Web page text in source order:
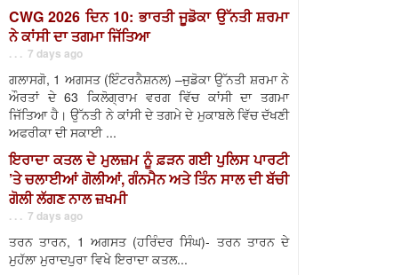
CWG 2026 ਦਿਨ 10: ਭਾਰਤੀ ਜੂਡੋਕਾ ਉੱਨਤੀ ਸ਼ਰਮਾ
ਨੇ ਕਾਂਸੀ ਦਾ ਤਗਮਾ ਜਿੱਤਿਆ
. . . 7 days ago
ਗਲਾਸਗੋ, 1 ਅਗਸਤ (ਇੰਟਰਨੈਸ਼ਨਲ) –ਜੁਡੋਕਾ ਉੱਨਤੀ ਸ਼ਰਮਾ ਨੇ
ਔਰਤਾਂ ਦੇ 63 ਕਿਲੋਗ੍ਰਾਮ ਵਰਗ ਵਿੱਚ ਕਾਂਸੀ ਦਾ ਤਗਮਾ
ਜਿੱਤਿਆ ਹੈ। ਉੱਨਤੀ ਨੇ ਕਾਂਸੀ ਦੇ ਤਗਮੇ ਦੇ ਮੁਕਾਬਲੇ ਵਿੱਚ ਦੱਖਣੀ
ਅਫਰੀਕਾ ਦੀ ਸਕਾਈ ...
ਇਰਾਦਾ ਕਤਲ ਦੇ ਮੁਲਜ਼ਮ ਨੂੰ ਫ਼ੜਨ ਗਈ ਪੁਲਿਸ ਪਾਰਟੀ
’ਤੇ ਚਲਾਈਆਂ ਗੋਲੀਆਂ, ਗੰਨਮੈਨ ਅਤੇ ਤਿੰਨ ਸਾਲ ਦੀ ਬੱਚੀ
ਗੋਲੀ ਲੱਗਣ ਨਾਲ ਜ਼ਖਮੀ
. . . 7 days ago
ਤਰਨ ਤਾਰਨ, 1 ਅਗਸਤ (ਹਰਿੰਦਰ ਸਿੰਘ)- ਤਰਨ ਤਾਰਨ ਦੇ
ਮੁਹੱਲਾ ਮੁਰਾਦਪੁਰਾ ਵਿਖੇ ਇਰਾਦਾ ਕਤਲ...